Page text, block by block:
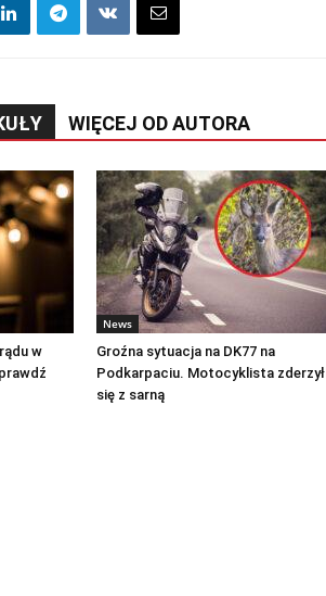
WIĘCEJ OD AUTORA
w
News
Groźna sytuacja na DK77 na
Podkarpaciu. Motocyklista zderzył
się z sarną